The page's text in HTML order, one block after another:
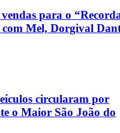
para o
Mel, Dorgival
circularam por
o Maior São João do